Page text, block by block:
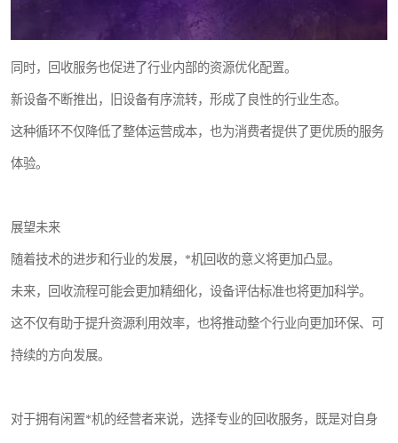
同时，回收服务也促进了行业内部的资源优化配置。
新设备不断推出，旧设备有序流转，形成了良性的行业生态。
这种循环不仅降低了整体运营成本，也为消费者提供了更优质的服务
体验。
展望未来
随着技术的进步和行业的发展，*机回收的意义将更加凸显。
未来，回收流程可能会更加精细化，设备评估标准也将更加科学。
这不仅有助于提升资源利用效率，也将推动整个行业向更加环保、可
持续的方向发展。
对于拥有闲置*机的经营者来说，选择专业的回收服务，既是对自身